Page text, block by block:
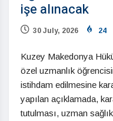
işe alınacak
30 July, 2026 24
Kuzey Makedonya
özel uzmanlık
istihdam edilmesine
yapılan açıklamada,
tutulması, uzman